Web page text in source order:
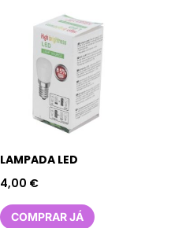
LAMPADA LED
4,00 €
COMPRAR JÁ